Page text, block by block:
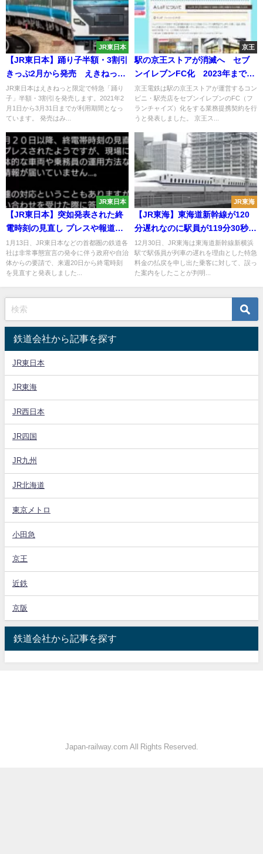
JR東日本
【JR東日本】踊り子半額・3割引
きっぷ2月から発売 えきねっと
限定
JR東日本はえきねっと限定で特急「踊り
子」半額・3割引を発売します。2021年2
月1日から3月31日までが利用期間となっ
ています。 発売はみ...
京王
駅の京王ストアが消滅へ セブ
ンイレブンFC化 2023年までに
40店舗
京王電鉄は駅の京王ストアが運営するコン
ビニ・駅売店をセブンイレブンのFC（フ
ランチャイズ）化をする業務提携契約を行
うと発表しました。 京王ス...
JR東日本
【JR東日本】突如発表された終
電時刻の見直し プレスや報道だ
けで現場には情報届かず労働組
合や駅員困惑
1月13日、JR東日本などの首都圏の鉄道各
社は非常事態宣言の発令に伴う政府や自治
体からの要請で、来週20日から終電時刻
を見直すと発表しました...
JR東海
【JR東海】東海道新幹線が120
分遅れなのに駅員が119分30秒と
誤認 約60人の払戻を拒否してし
まう
12月30日、JR東海は東海道新幹線新横浜
駅で駅係員が列車の遅れを理由とした特急
料金の払戻を申し出た乗客に対して、誤っ
た案内をしたことが判明...
鉄道会社から記事を探す
JR東日本
JR東海
JR西日本
JR四国
JR九州
JR北海道
東京メトロ
小田急
京王
近鉄
京阪
鉄道会社から記事を探す
Japan-railway.com All Rights Reserved.